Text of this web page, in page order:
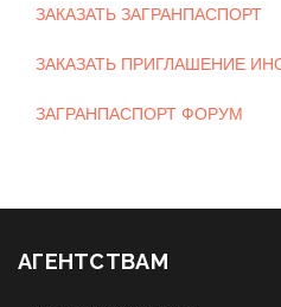
ЗАКАЗАТЬ ЗАГРАНПАСПОРТ
ЗАКАЗАТЬ ПРИГЛАШЕНИЕ
ЗАГРАНПАСПОРТ ФОРУМ
АГЕНТСТВАМ